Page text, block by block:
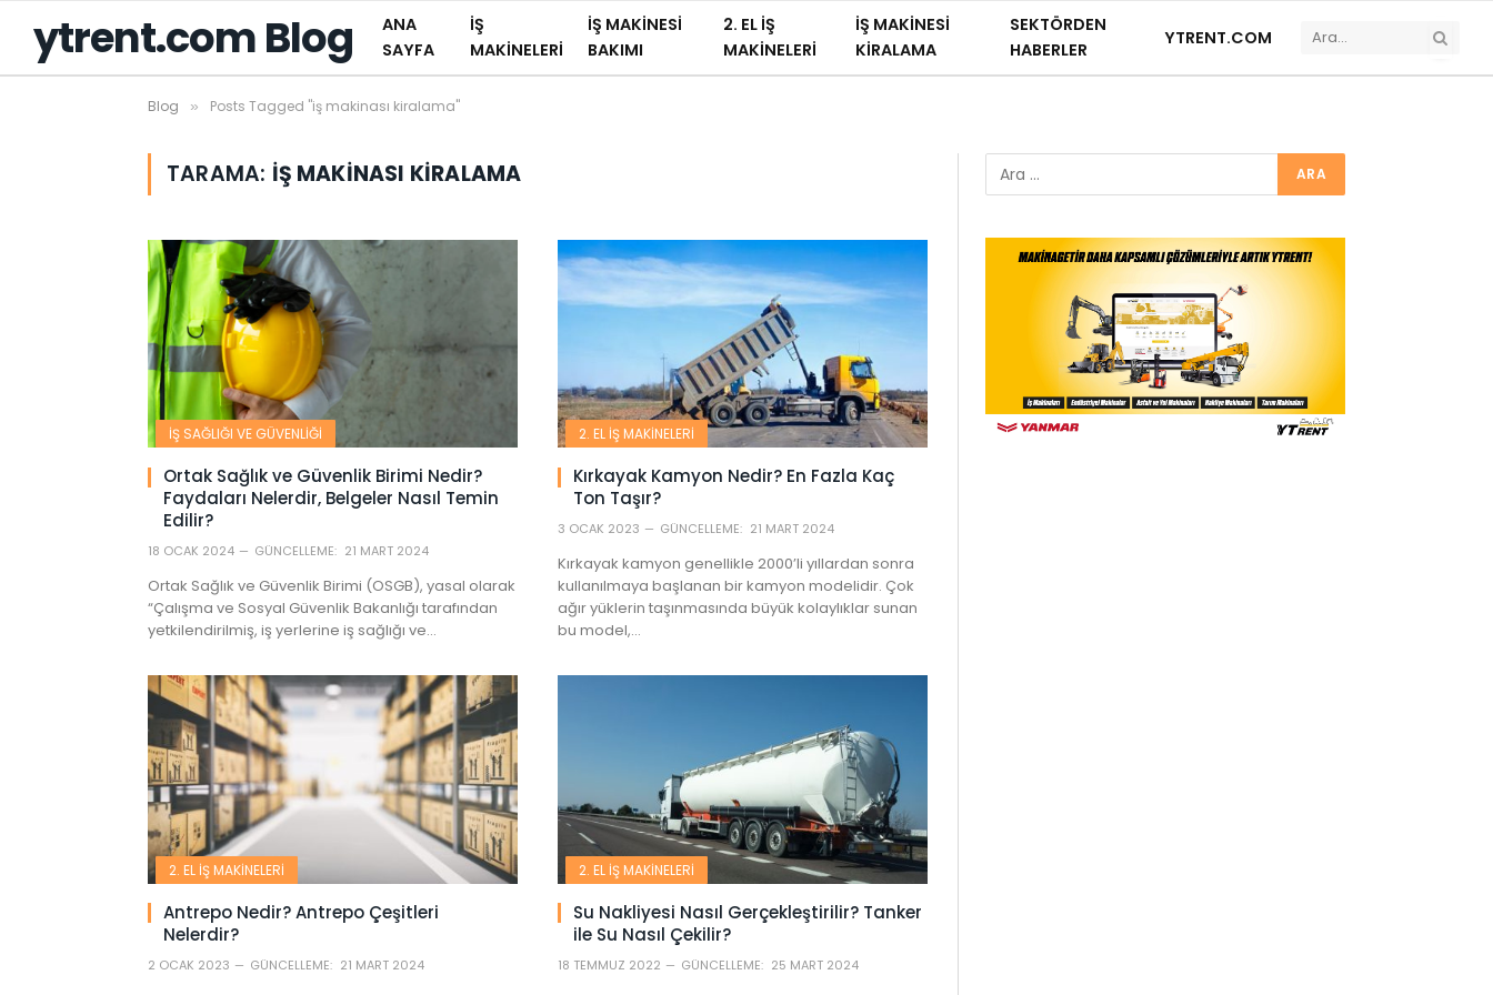
ytrent.com Blog
ANA
SAYFA
İŞ
MAKINELERI
İŞ MAKINESI
BAKIMI
2. EL İŞ
MAKINELERI
İŞ MAKINESI
KIRALAMA
SEKTÖRDEN
HABERLER
YTRENT.COM
Blog » Posts Tagged "iş makinası kiralama"
TARAMA: IŞ MAKINASI KIRALAMA
İŞ SAĞLIĞI VE GÜVENLİĞİ
Ortak Sağlık ve Güvenlik Birimi Nedir?
Faydaları Nelerdir, Belgeler Nasıl Temin
Edilir?
18 OCAK 2024 GÜNCELLEME: 21 MART 2024
Ortak Sağlık ve Güvenlik Birimi (OSGB), yasal olarak
“Çalışma ve Sosyal Güvenlik Bakanlığı tarafından
yetkilendirilmiş, iş yerlerine iş sağlığı ve…
2. EL İŞ MAKINELERI
Kırkayak Kamyon Nedir? En Fazla Kaç
Ton Taşır?
3 OCAK 2023 GÜNCELLEME: 21 MART 2024
Kırkayak kamyon genellikle 2000’li yıllardan sonra
kullanılmaya başlanan bir kamyon modelidir. Çok
ağır yüklerin taşınmasında büyük kolaylıklar sunan
bu model,…
2. EL İŞ MAKINELERI
Antrepo Nedir? Antrepo Çeşitleri
Nelerdir?
2 OCAK 2023 GÜNCELLEME: 21 MART 2024
2. EL İŞ MAKINELERI
Su Nakliyesi Nasıl Gerçekleştirilir? Tanker
ile Su Nasıl Çekilir?
18 TEMMUZ 2022 GÜNCELLEME: 25 MART 2024